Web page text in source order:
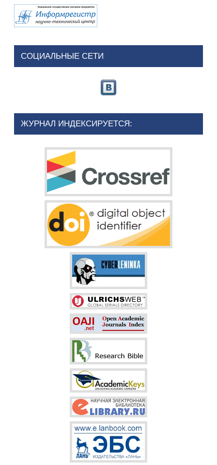
СОЦИАЛЬНЫЕ СЕТИ
ЖУРНАЛ ИНДЕКСИРУЕТСЯ: